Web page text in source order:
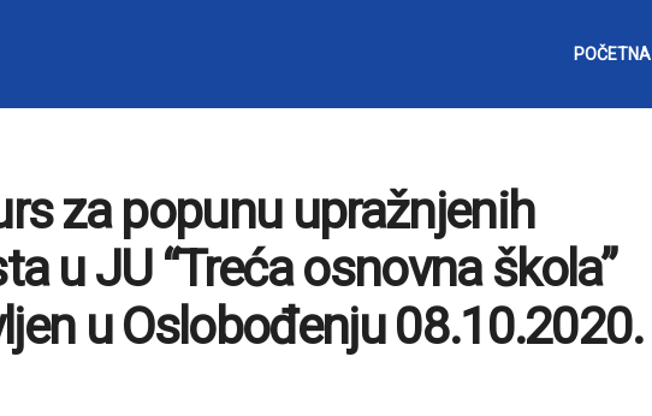
POČETNA
za popunu upražnjenih
u JU “Treća osnovna škola”
u Oslobođenju 08.10.2020.